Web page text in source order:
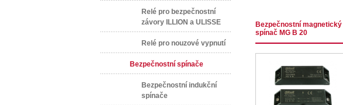
Relé pro bezpečnostní
závory ILLION a ULISSE
Relé pro nouzové vypnutí
Bezpečnostní spínače
Bezpečnostní indukční
spínače
Bezpečnostní magnetický
spínač MG B 20